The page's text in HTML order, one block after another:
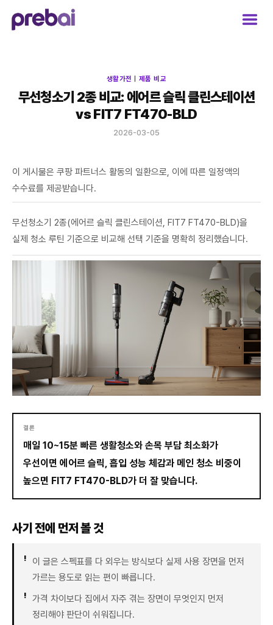
생활가전 제품 비교
무선청소기 2종 비교: 에어르 슬릭 클린스테이션
vs FIT7 FT470-BLD
2026-03-05
이 게시물은 쿠팡 파트너스 활동의 일환으로, 이에 따른 일정액의
수수료를 제공받습니다.
무선청소기 2종(에어르 슬릭 클린스테이션, FIT7 FT470-BLD)을
실제 청소 루틴 기준으로 비교해 선택 기준을 명확히 정리했습니다.
결론
매일 10~15분 빠른 생활청소와 손목 부담 최소화가
우선이면 에어르 슬릭, 흡입 성능 체감과 메인 청소 비중이
높으면 FIT7 FT470-BLD가 더 잘 맞습니다.
사기 전에 먼저 볼 것
이 글은 스펙표를 다 외우는 방식보다 실제 사용 장면을 먼저
가르는 용도로 읽는 편이 빠릅니다.
가격 차이보다 집에서 자주 겪는 장면이 무엇인지 먼저
정리해야 판단이 쉬워집니다.